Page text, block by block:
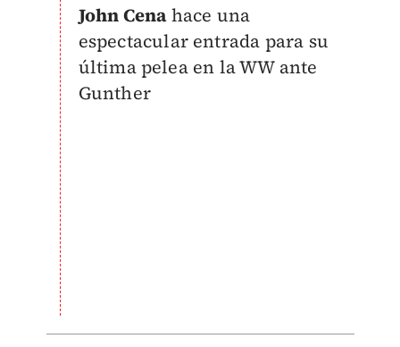
John Cenahace una
espectacular entrada para su
última pelea en la WW ante
Gunther